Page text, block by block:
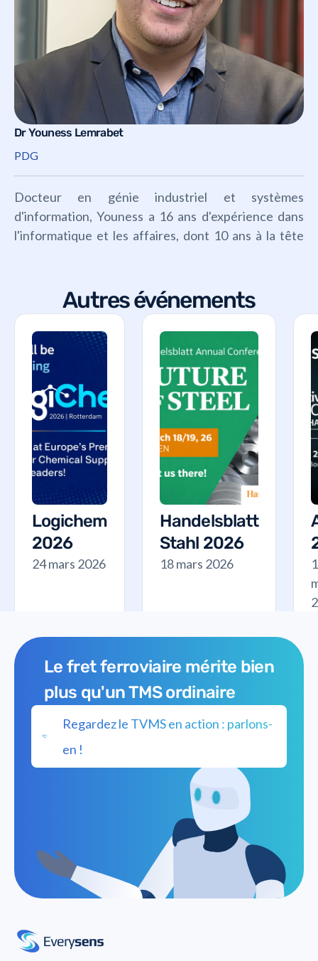
Dr Youness Lemrabet
PDG
Docteur en génie industriel et systèmes
d'information, Youness a 16 ans d'expérience dans
l'informatique et les affaires, dont 10 ans à la tête
Autres événements
Logichem
2026
24 mars 2026
Handelsblatt
Stahl 2026
18 mars 2026
Le fret ferroviaire mérite bien
plus qu'un TMS ordinaire
Regardez le TVMS en action : parlons-
en !